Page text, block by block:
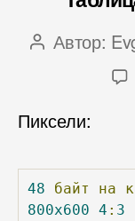
Автор
Автор:
Пиксели:
48 байт на
800x600 4 : 3